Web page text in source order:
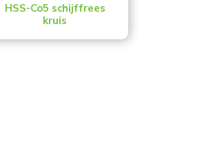
HSS-Co5 schijffrees
kruis